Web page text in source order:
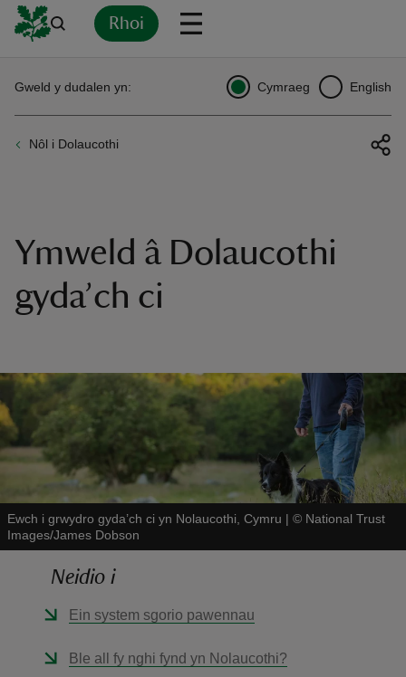
Rhoi
Nôl i Dolaucothi
Gweld y dudalen yn: Cymraeg English
Ymweld â Dolaucothi
gyda’ch ci
Ewch i grwydro gyda’ch ci yn Nolaucothi, Cymru | © National Trust
Images/James Dobson
Neidio i
Ein system sgorio pawennau
Ble all fy nghi fynd yn Nolaucothi?